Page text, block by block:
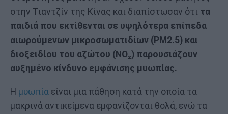
στην Τιαντζίν της Κίνας και διαπίστωσαν ότι τα
παιδιά που εκτίθενται σε υψηλότερα επίπεδα
αιωρούμενων μικροσωματιδίων (PM2.5) και
διοξειδίου του αζώτου (NO₂) παρουσιάζουν
αυξημένο κίνδυνο εμφάνισης μυωπίας.
Η μυωπία είναι μια πάθηση κατά την οποία τα
μακρινά αντικείμενα εμφανίζονται θολά, ενώ τα